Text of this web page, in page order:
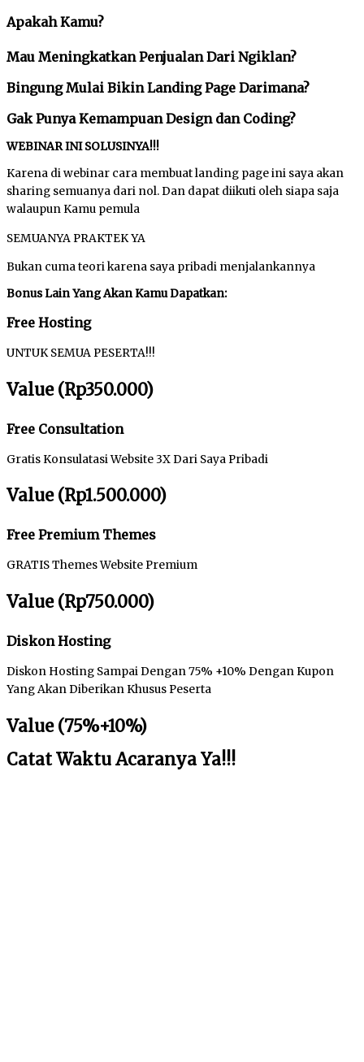
Apakah Kamu?
Mau Meningkatkan Penjualan Dari Ngiklan?
Bingung Mulai Bikin Landing Page Darimana?
Gak Punya Kemampuan Design dan Coding?
WEBINAR INI SOLUSINYA!!!
Karena di webinar cara membuat landing page ini saya akan
sharing semuanya dari nol. Dan dapat diikuti oleh siapa saja
walaupun Kamu pemula
SEMUANYA PRAKTEK YA
Bukan cuma teori karena saya pribadi menjalankannya
Bonus Lain Yang Akan Kamu Dapatkan:
Free Hosting
UNTUK SEMUA PESERTA!!!
Value (Rp350.000)
Free Consultation
Gratis Konsulatasi Website 3X Dari Saya Pribadi
Value (Rp1.500.000)
Free Premium Themes
GRATIS Themes Website Premium
Value (Rp750.000)
Diskon Hosting
Diskon Hosting Sampai Dengan 75% +10% Dengan Kupon
Yang Akan Diberikan Khusus Peserta
Value (75%+10%)
Catat Waktu Acaranya Ya!!!